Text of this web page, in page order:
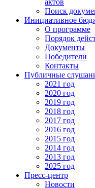
актов
Поиск
Инициативное
О программе
Порядок
Документы
Победители
Контакты
Публичные
2021 год
2020 год
2019 год
2018 год
2017 год
2016 год
2015 год
2014 год
2013 год
2025 год
Пресс-центр
Новости